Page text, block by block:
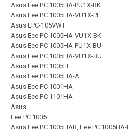
Asus Eee PC 1005HA-PU1X-BK
Asus Eee PC 1005HA-VU1X-PI
Asus EPC-105VWT
Asus Eee PC 1005HA-VU1X-BK
Asus Eee PC 1005HA-PU1X-BU
Asus Eee PC 1005HA-VU1X-BU
Asus Eee PC 1005H
Asus Eee PC 1005HA-A
Asus Eee PC 1001HA
Asus Eee PC 1101HA
Asus
Eee PC 1005
Asus Eee PC 1005HAB, Eee PC 1005HA-E